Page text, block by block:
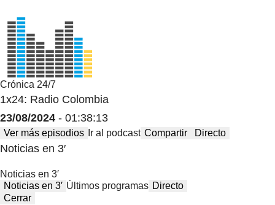
Crónica 24/7
1x24: Radio Colombia
23/08/2024 - 01:38:13
Ver más episodios Ir al podcast Compartir Directo
Noticias en 3′
Noticias en 3′
Noticias en 3′ Últimos programas Directo
Cerrar